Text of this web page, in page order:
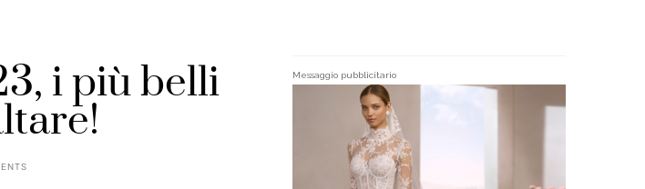
i più belli Messaggio pubblicitario